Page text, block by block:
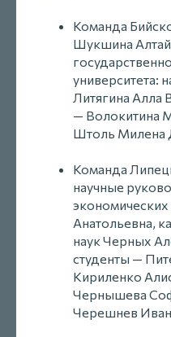
Команда
Шукшина
университета:
Литягина Алла
— Волокитина
Штоль Милена
Команда
научные
Анатольевна,
наук Черных
студенты —
Кириленко
Чернышева
Черешнев